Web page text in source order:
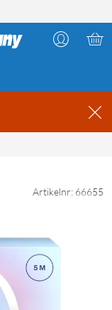
Artikelnr: 66655